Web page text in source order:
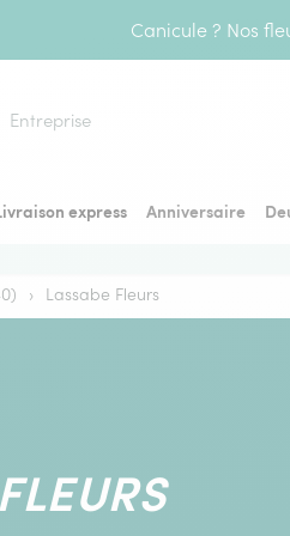
Canicule ? Nos
Entreprise
express Anniversaire
› Lassabe Fleurs